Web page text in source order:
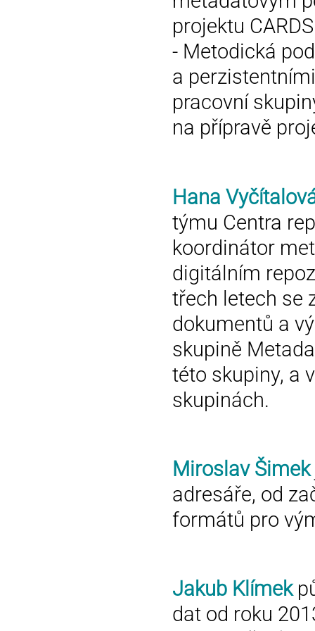
projektu
- Metodická
a
pracovní
na přípravě
Hana
týmu Centra
koordinátor
digitálním
třech letech se
dokumentů a
skupině
této skupiny, a
skupinách.
Miroslav Šimek
adresáře, od
formátů pro
Jakub Klímek
dat od roku